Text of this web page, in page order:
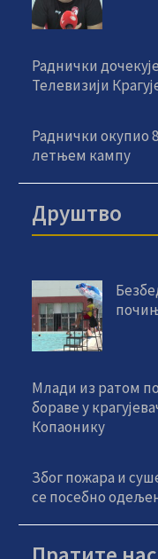
Раднички
Телевизији
Раднички окупио
летњем кампу
Друштво
Млади из ратом
бораве у
Копаонику
Због пожара и
се посебно